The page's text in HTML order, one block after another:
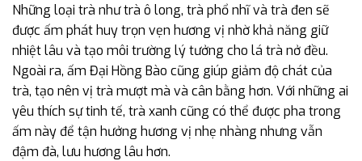
Những loại trà như trà ô long, trà phổ nhĩ và trà đen sẽ
được ấm phát huy trọn vẹn hương vị nhờ khả năng giữ
nhiệt lâu và tạo môi trường lý tưởng cho lá trà nở đều.
Ngoài ra, ấm Đại Hồng Bào cũng giúp giảm độ chát của
trà, tạo nên vị trà mượt mà và cân bằng hơn. Với những ai
yêu thích sự tinh tế, trà xanh cũng có thể được pha trong
ấm này để tận hưởng hương vị nhẹ nhàng nhưng vẫn
đậm đà, lưu hương lâu hơn.